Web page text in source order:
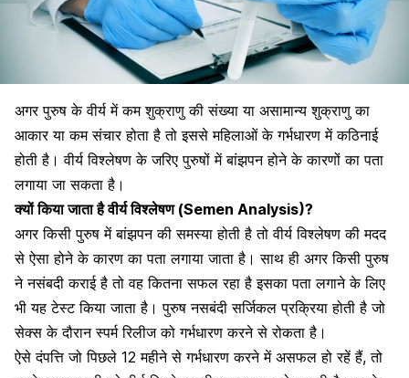
अगर पुरुष के वीर्य में कम शुक्राणु की संख्या या असामान्य शुक्राणु का
आकार या कम संचार होता है तो इससेमहिलाओं के गर्भधारण में कठिनाई
होती है। वीर्य विश्लेषण के जरिए पुरुषों में बांझपन होने के कारणों का पता
लगाया जा सकता है।
क्यों किया जाता है वीर्य विश्लेषण (Semen Analysis)?
अगर किसी पुरुष में बांझपन की समस्या होती है तो वीर्य विश्लेषण की मदद
से ऐसा होने के कारण का पता लगाया जाता है। साथ ही अगर किसी पुरुष
ने नसंबदी कराई है तो वह कितना सफल रहा है इसका पता लगाने के लिए
भी यह टेस्ट किया जाता है। पुरुष नसबंदी सर्जिकल प्रक्रिया होती है जो
सेक्स के दौरान स्पर्म रिलीज को गर्भधारण करने से रोकता है।
ऐसे दंपत्ति जो पिछले 12 महीने सेगर्भधारण करने में असफल हो रहें हैं, तो